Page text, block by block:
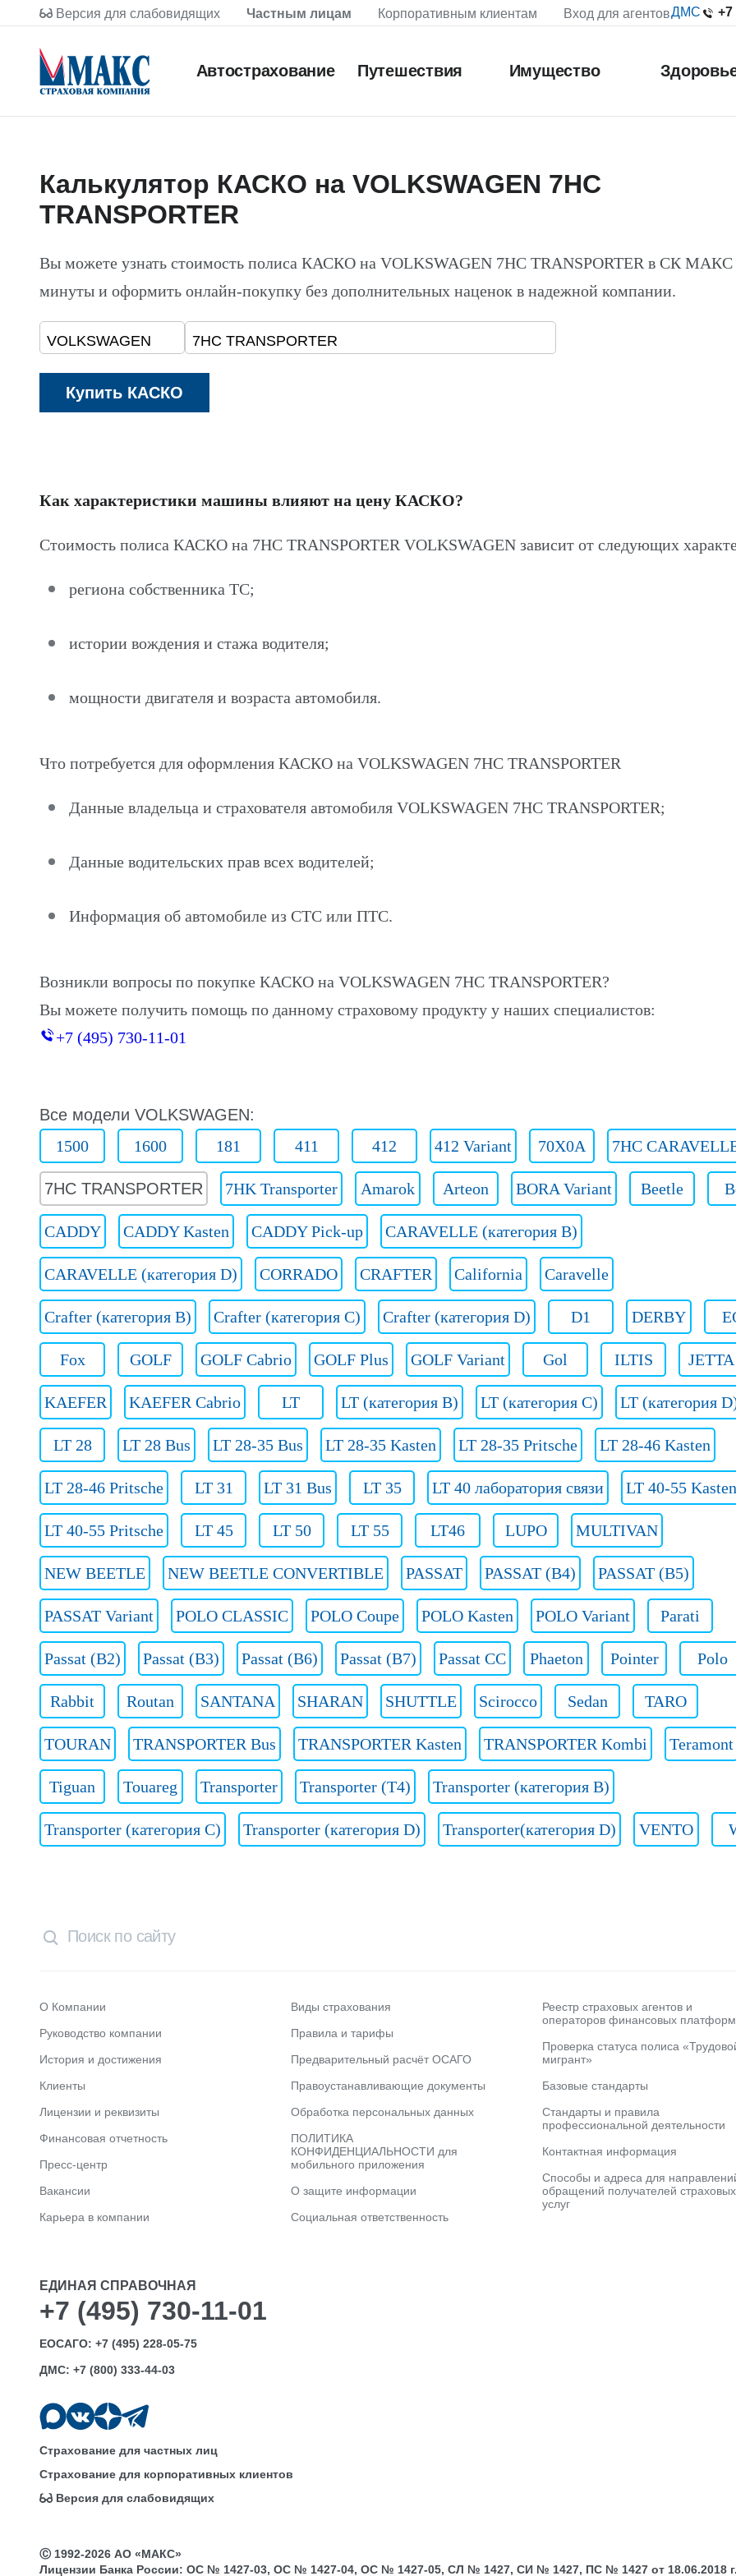
Версия для слабовидящих Частным лицам Корпоративным клиентам Вход для агентовДМС +7
Автострахование Путешествия Имущество
Калькулятор КАСКО на VOLKSWAGEN 7HC
TRANSPORTER
Вы можете узнать стоимость полиса КАСКО на VOLKSWAGEN 7HC TRANSPORTER в СК МАКС
минуты и оформить онлайн-покупку без дополнительных наценок в надежной компании.
Как характеристики машины влияют на цену КАСКО?
Стоимость полиса КАСКО на 7HC TRANSPORTER VOLKSWAGEN зависит от следующих
региона собственника ТС;
истории вождения и стажа водителя;
мощности двигателя и возраста автомобиля.
Что потребуется для оформления КАСКО на VOLKSWAGEN 7HC TRANSPORTER
Данные владельца и страхователя автомобиля VOLKSWAGEN 7HC TRANSPORTER;
Данные водительских прав всех водителей;
Информация об автомобиле из СТС или ПТС.
Возникли вопросы по покупке КАСКО на VOLKSWAGEN 7HC TRANSPORTER?
Вы можете получить помощь по данному страховому продукту у наших специалистов:
+7 (495) 730-11-01
Все модели VOLKSWAGEN:
1500
1600 181 411 412 412 Variant 70X0A 7HC
7HC TRANSPORTER 7HK Transporter Amarok Arteon BORA Variant Beetle
CADDY CADDY Kasten CADDY Pick-up CARAVELLE (категория B)
CARAVELLE (категория D) CORRADO CRAFTER California Caravelle
Crafter (категория B) Crafter (категория C) Crafter (категория D) D1 DERBY
Fox GOLF GOLF Cabrio GOLF Plus GOLF Variant Gol ILTIS JETTA
KAEFER KAEFER Cabrio LT LT (категория B) LT (категория C) LT (категория
LT 28 LT 28 Bus LT 28-35 Bus LT 28-35 Kasten LT 28-35 Pritsche LT 28-46 Kasten
LT 28-46 Pritsche LT 31 LT 31 Bus LT 35 LT 40 лаборатория связи LT 40-55 Kasten
LT 40-55 Pritsche LT 45 LT 50 LT 55 LT46 LUPO MULTIVAN
NEW BEETLE NEW BEETLE CONVERTIBLE PASSAT PASSAT (B4) PASSAT (B5)
PASSAT Variant POLO CLASSIC POLO Coupe POLO Kasten POLO Variant Parati
Passat (B2) Passat (B3) Passat (B6) Passat (B7) Passat CC Phaeton Pointer Polo
Rabbit Routan SANTANA SHARAN SHUTTLE Scirocco Sedan TARO
TOURAN TRANSPORTER Bus TRANSPORTER Kasten TRANSPORTER Kombi Teramont
Tiguan Touareg Transporter Transporter (T4) Transporter (категория B)
Transporter (категория C) Transporter (категория D) Transporter(категория D) VENTO
О Компании
Руководство компании
История и достижения
Клиенты
Лицензии и реквизиты
Финансовая отчетность
Пресс-центр
Вакансии
Карьера в компании
Виды страхования
Правила и тарифы
Предварительный расчёт ОСАГО
Правоустанавливающие документы
Обработка персональных данных
ПОЛИТИКА
КОНФИДЕНЦИАЛЬНОСТИ для
мобильного приложения
О защите информации
Социальная ответственность
Реестр страховых агентов и
операторов финансовых платформ
Проверка статуса полиса
мигрант»
Базовые стандарты
Стандарты и правила
профессиональной деятельности
Контактная информация
Способы и адреса для
обращений получателей страховых
услуг
ЕДИНАЯ СПРАВОЧНАЯ
+7 (495) 730-11-01
ЕОСАГО: +7 (495) 228-05-75
ДМС: +7 (800) 333-44-03
Страхование для частных лиц
Страхование для корпоративных клиентов
Версия для слабовидящих
Ⓒ 1992-2026 АО «МАКС»
Лицензии Банка России: ОС № 1427-03, ОС № 1427-04, ОС № 1427-05, СЛ № 1427, СИ № 1427, ПС № 1427 от 18.06.2018